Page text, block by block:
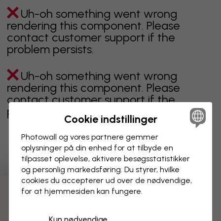
Uh-oh something went wrong
rendering this component. Please
contact customer support if the
problem persists.
Uh-oh something went wrong
rendering this component. Please
contact customer support if the
problem persists.
Viser side 1 af 37 sider
Opdag flere kategorier
Cookie indstillinger
Photowall og vores partnere gemmer
oplysninger på din enhed for at tilbyde en
tilpasset oplevelse, aktivere besøgs­statistikker
og personlig markedsføring. Du styrer, hvilke
cookies du accepterer ud over de nødvendige,
for at hjemmesiden kan fungere.